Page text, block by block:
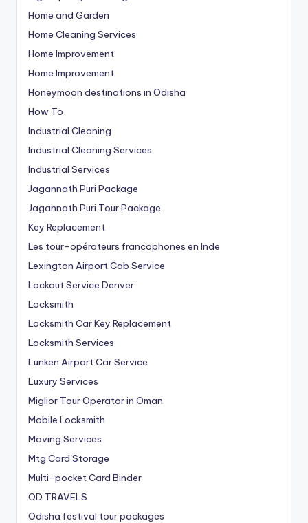
Home and Garden
Home Cleaning Services
Home Improvement
Home Improvement
Honeymoon destinations in Odisha
How To
Industrial Cleaning
Industrial Cleaning Services
Industrial Services
Jagannath Puri Package
Jagannath Puri Tour Package
Key Replacement
Les tour-opérateurs francophones en Inde
Lexington Airport Cab Service
Lockout Service Denver
Locksmith
Locksmith Car Key Replacement
Locksmith Services
Lunken Airport Car Service
Luxury Services
Miglior Tour Operator in Oman
Mobile Locksmith
Moving Services
Mtg Card Storage
Multi-pocket Card Binder
OD TRAVELS
Odisha festival tour packages